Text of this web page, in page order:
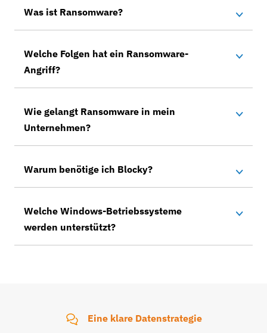
Was ist Ransomware?
Welche Folgen hat ein Ransomware-
Angriff?
Wie gelangt Ransomware in mein
Unternehmen?
Warum benötige ich Blocky?
Welche Windows-Betriebssysteme
werden unterstützt?
Eine klare Datenstrategie